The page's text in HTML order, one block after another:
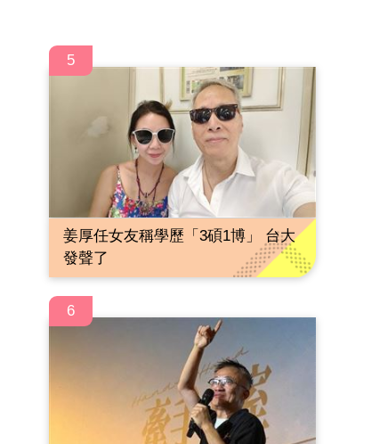
5
姜厚任女友稱學歷「3碩1博」 台大
發聲了
6